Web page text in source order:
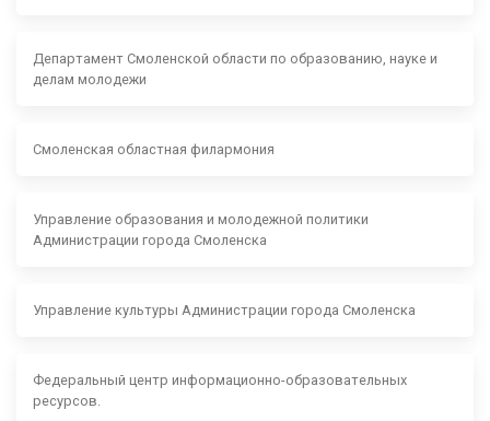
Департамент Смоленской области по образованию, науке и
делам молодежи
Смоленская областная филармония
Управление образования и молодежной политики
Администрации города Смоленска
Управление культуры Администрации города Смоленска
Федеральный центр информационно-образовательных
ресурсов.